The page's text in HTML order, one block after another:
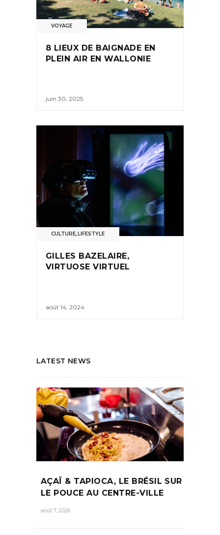
VOYAGE
8 LIEUX DE BAIGNADE EN
PLEIN AIR EN WALLONIE
juin 30, 2025
CULTURE, LIFESTYLE
GILLES BAZELAIRE,
VIRTUOSE VIRTUEL
août 14, 2024
LATEST NEWS
AÇAÏ & TAPIOCA, LE BRÉSIL SUR
LE POUCE AU CENTRE-VILLE
août 7, 2026